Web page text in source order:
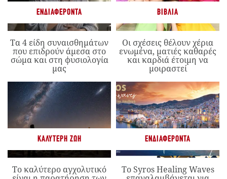
ΕΝΔΙΑΦΈΡΟΝΤΑ
Τα 4 είδη συναισθημάτων
που επιδρούν άμεσα στο
σώμα και στη φυσιολογία
μας
ΒΙΒΛΊΑ
Οι σχέσεις θέλουν χέρια
ενωμένα, ματιές καθαρές
και καρδιά έτοιμη να
μοιραστεί
ΚΑΛΎΤΕΡΗ ΖΩΉ
Το καλύτερο αγχολυτικό
ΕΝΔΙΑΦΈΡΟΝΤΑ
Το Syros Healing Waves